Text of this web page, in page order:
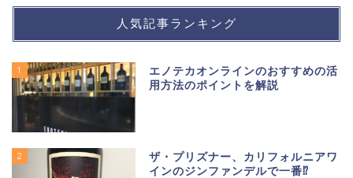
人気記事ランキング
1
エノテカオンラインのおすすめの活
用方法のポイントを解説
2
ザ・プリズナー、カリフォルニアワ
インのジンファンデルで一番⁉